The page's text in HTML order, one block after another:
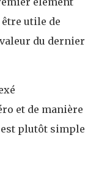
utile de
du dernier
et de manière
plutôt simple